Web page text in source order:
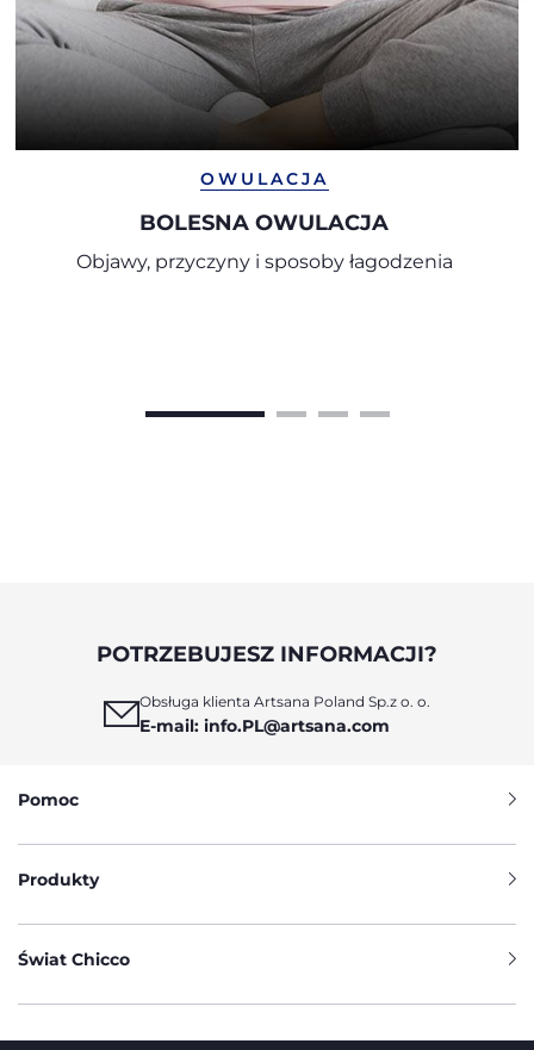
OWULACJA
BOLESNA OWULACJA
Objawy, przyczyny i sposoby łagodzenia
POTRZEBUJESZ INFORMACJI?
Obsługa klienta Artsana Poland Sp.z o. o.
E-mail: info.PL@artsana.com
Pomoc
Produkty
Świat Chicco